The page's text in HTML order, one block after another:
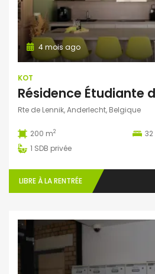
4 mois ago
KOT
Résidence Étudiante
Rte de Lennik, Anderlecht, Belgique
200 m2 32
1 SDB privée
LIBRE À LA RENTRÉE